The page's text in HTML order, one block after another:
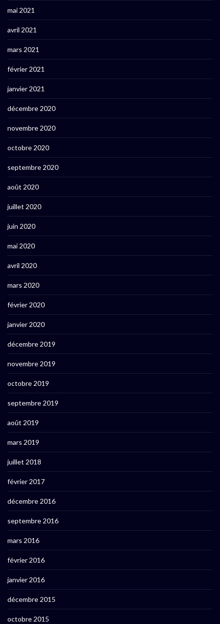
mai 2021
avril 2021
mars 2021
février 2021
janvier 2021
décembre 2020
novembre 2020
octobre 2020
septembre 2020
août 2020
juillet 2020
juin 2020
mai 2020
avril 2020
mars 2020
février 2020
janvier 2020
décembre 2019
novembre 2019
octobre 2019
septembre 2019
août 2019
mars 2019
juillet 2018
février 2017
décembre 2016
septembre 2016
mars 2016
février 2016
janvier 2016
décembre 2015
octobre 2015